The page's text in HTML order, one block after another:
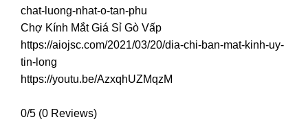
chat-luong-nhat-o-tan-phu
Chợ Kính Mắt Giá Sỉ Gò Vấp
https://aiojsc.com/2021/03/20/dia-chi-ban-mat-kinh-uy-
tin-long
https://youtu.be/AzxqhUZMqzM
0/5 (0 Reviews)